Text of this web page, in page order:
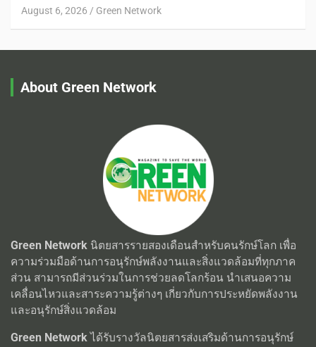
August 6, 2026 Green Network
About Green Network
Green Network นิตยสารรายสองเดือนสำหรับคนรักษ์โลก เพื่อ
ความร่วมมือด้านการอนุรักษ์พลังงานและสิ่งแวดล้อมที่ทุกภาค
ส่วน สามารถมีส่วนร่วมในการช่วยลดโลกร้อน นำเสนอความ
เคลื่อนไหวและสาระความรู้ต่างๆ เกี่ยวกับการประหยัดพลังงาน
และอนุรักษ์สิ่งแวดล้อม
Green Networkได้รับรางวัลนิตยสารส่งเสริมด้านการอนุรักษ์